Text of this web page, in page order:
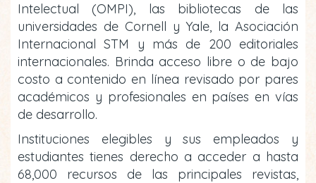
Intelectual (OMPI), las bibliotecas de las
universidades de Cornell y Yale, la Asociación
Internacional STM y más de 200 editoriales
internacionales. Brinda acceso libre o de bajo
costo a contenido en línea revisado por pares
académicos y profesionales en países en vías
de desarrollo.
Instituciones elegibles y sus empleados y
estudiantes tienes derecho a acceder a hasta
68,000 recursos de las principales revistas,